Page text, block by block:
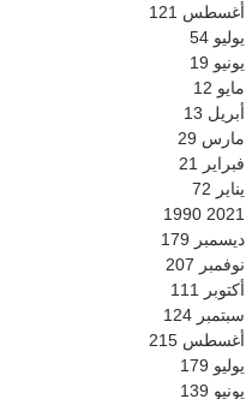
أغسطس 121
يوليو 54
يونيو 19
مايو 12
أبريل 13
مارس 29
فبراير
21
يناير 72
2021
1990
ديسمبر 179
نوفمبر 207
أكتوبر
111
سبتمبر 124
أغسطس 215
يوليو 179
يونيو 139